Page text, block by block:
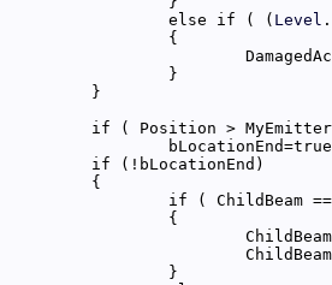
			else if ( (
Level